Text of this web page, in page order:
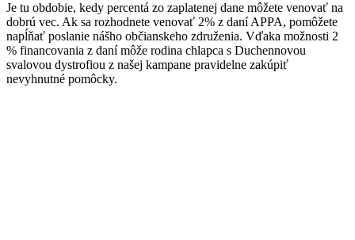
Je tu obdobie, kedy percentá zo zaplatenej dane môžete venovať na
dobrú vec. Ak sa rozhodnete venovať 2% z daní APPA, pomôžete
napĺňať poslanie nášho občianskeho združenia. Vďaka možnosti 2
% financovania z daní môže rodina chlapca s Duchennovou
svalovou dystrofiou z našej kampane pravidelne zakúpiť
nevyhnutné pomôcky.